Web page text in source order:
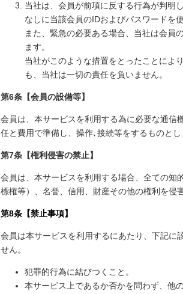
当社は、会員が前項に反する行為が判明
なしに当該会員のIDおよびパスワードを
また、緊急の必要ある場合、当社は会員
ます。
当社がこのような措置をとったことによ
も、当社は一切の責任を負いません。
第6条【会員の設備等】
会員は、本サービスを利用する為に必要な通信
任と費用で準備し、操作､接続等をするものとし
第7条【権利侵害の禁止】
会員は、本サービスを利用する場合、全ての知
標権等）、名誉、信用、財産その他の権利を侵
第8条【禁止事項】
会員は本サービスを利用するにあたり、下記に
せん。
犯罪的行為に結びつくこと。
本サービス上であるか否かを問わず、他